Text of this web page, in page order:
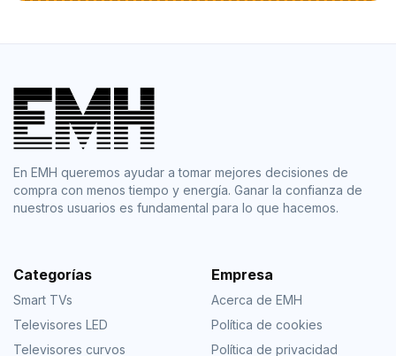
En EMH queremos ayudar a tomar mejores decisiones de
compra con menos tiempo y energía. Ganar la confianza de
nuestros usuarios es fundamental para lo que hacemos.
Categorías
Smart TVs
Televisores LED
Televisores curvos
Empresa
Acerca de EMH
Política de cookies
Política de privacidad